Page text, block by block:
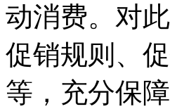
动消费。对
促销规则、
等，充分保